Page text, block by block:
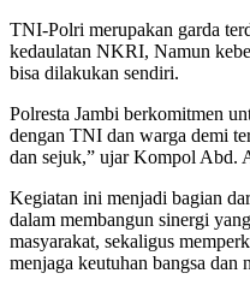
TNI-Polri merupakan garda
kedaulatan NKRI, Namun
bisa dilakukan sendiri.
Polresta Jambi berkomitmen
dengan TNI dan warga demi
dan sejuk,” ujar Kompol Abd.
Kegiatan ini menjadi bagian
dalam membangun sinergi
masyarakat, sekaligus
menjaga keutuhan bangsa dan